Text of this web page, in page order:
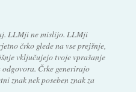
LLMji ne mislijo. LLMji
črko glede na vse prejšnje,
vključujejo tvoje vprašanje
odgovora. Črke generirajo
znak nek poseben znak za